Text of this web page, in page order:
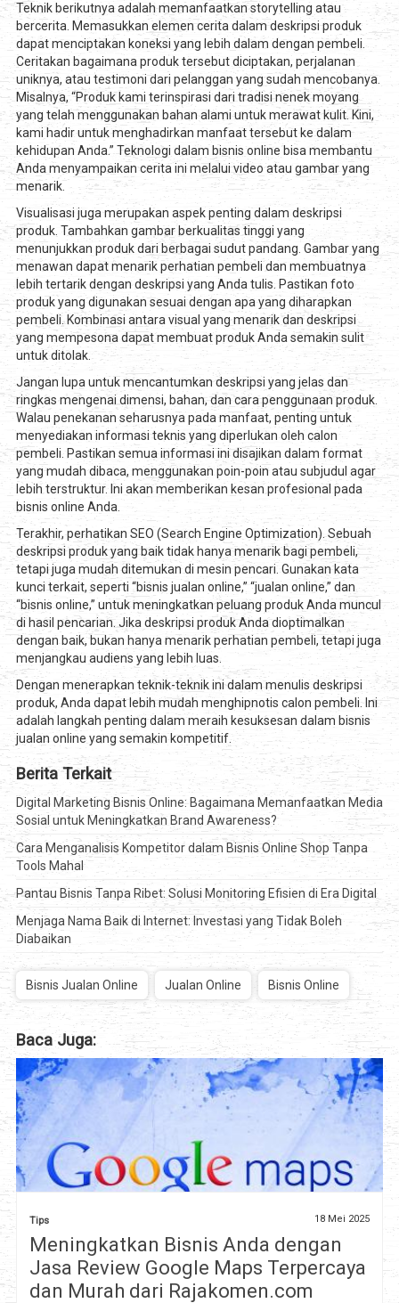
Teknik berikutnya adalah memanfaatkan storytelling atau
bercerita. Memasukkan elemen cerita dalam deskripsi produk
dapat menciptakan koneksi yang lebih dalam dengan pembeli.
Ceritakan bagaimana produk tersebut diciptakan, perjalanan
uniknya, atau testimoni dari pelanggan yang sudah mencobanya.
Misalnya, “Produk kami terinspirasi dari tradisi nenek moyang
yang telah menggunakan bahan alami untuk merawat kulit. Kini,
kami hadir untuk menghadirkan manfaat tersebut ke dalam
kehidupan Anda.” Teknologi dalam bisnis online bisa membantu
Anda menyampaikan cerita ini melalui video atau gambar yang
menarik.
Visualisasi juga merupakan aspek penting dalam deskripsi
produk. Tambahkan gambar berkualitas tinggi yang
menunjukkan produk dari berbagai sudut pandang. Gambar yang
menawan dapat menarik perhatian pembeli dan membuatnya
lebih tertarik dengan deskripsi yang Anda tulis. Pastikan foto
produk yang digunakan sesuai dengan apa yang diharapkan
pembeli. Kombinasi antara visual yang menarik dan deskripsi
yang mempesona dapat membuat produk Anda semakin sulit
untuk ditolak.
Jangan lupa untuk mencantumkan deskripsi yang jelas dan
ringkas mengenai dimensi, bahan, dan cara penggunaan produk.
Walau penekanan seharusnya pada manfaat, penting untuk
menyediakan informasi teknis yang diperlukan oleh calon
pembeli. Pastikan semua informasi ini disajikan dalam format
yang mudah dibaca, menggunakan poin-poin atau subjudul agar
lebih terstruktur. Ini akan memberikan kesan profesional pada
bisnis online Anda.
Terakhir, perhatikan SEO (Search Engine Optimization). Sebuah
deskripsi produk yang baik tidak hanya menarik bagi pembeli,
tetapi juga mudah ditemukan di mesin pencari. Gunakan kata
kunci terkait, seperti “bisnis jualan online,” “jualan online,” dan
“bisnis online,” untuk meningkatkan peluang produk Anda muncul
di hasil pencarian. Jika deskripsi produk Anda dioptimalkan
dengan baik, bukan hanya menarik perhatian pembeli, tetapi juga
menjangkau audiens yang lebih luas.
Dengan menerapkan teknik-teknik ini dalam menulis deskripsi
produk, Anda dapat lebih mudah menghipnotis calon pembeli. Ini
adalah langkah penting dalam meraih kesuksesan dalam bisnis
jualan online yang semakin kompetitif.
Berita Terkait
Digital Marketing Bisnis Online: Bagaimana Memanfaatkan Media
Sosial untuk Meningkatkan Brand Awareness?
Cara Menganalisis Kompetitor dalam Bisnis Online Shop Tanpa
Tools Mahal
Pantau Bisnis Tanpa Ribet: Solusi Monitoring Efisien di Era Digital
Menjaga Nama Baik di Internet: Investasi yang Tidak Boleh
Diabaikan
Bisnis Jualan Online Jualan Online Bisnis Online
Baca Juga:
Tips 18 Mei 2025
Meningkatkan Bisnis Anda dengan
Jasa Review Google Maps Terpercaya
dan Murah dari Rajakomen.com